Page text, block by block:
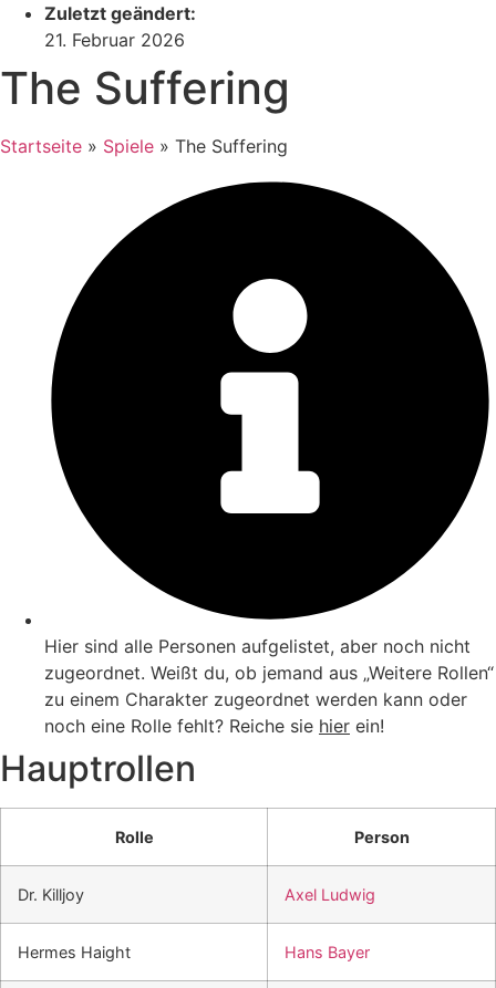
Zuletzt geändert:
21. Februar 2026
The Suffering
Startseite » Spiele » The Suffering
Hier sind alle Personen aufgelistet, aber noch nicht
zugeordnet. Weißt du, ob jemand aus „Weitere Rollen“
zu einem Charakter zugeordnet werden kann oder
noch eine Rolle fehlt? Reiche sie hier ein!
Hauptrollen
Rolle Person
Dr. Killjoy Axel Ludwig
Hermes Haight Hans Bayer